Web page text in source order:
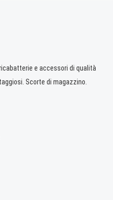
e accessori di qualità
Scorte di magazzino.